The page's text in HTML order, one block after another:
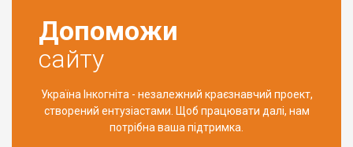
Допоможи
сайту
Україна Інкогніта - незалежний краєзнавчий проект,
створений ентузіастами. Щоб працювати далі, нам
потрібна ваша підтримка.